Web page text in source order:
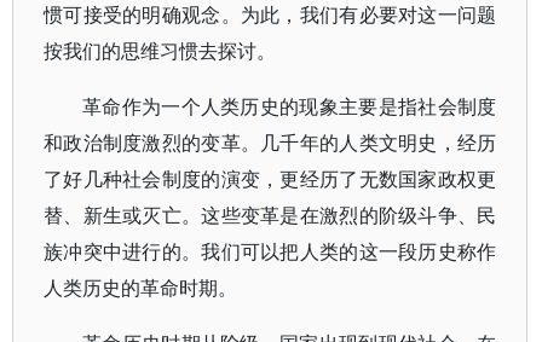
惯可接受的明确观念。为此，我们有必要对这一问题
按我们的思维习惯去探讨。
革命作为一个人类历史的现象主要是指社会制度
和政治制度激烈的变革。几千年的人类文明史，经历
了好几种社会制度的演变，更经历了无数国家政权更
替、新生或灭亡。这些变革是在激烈的阶级斗争、民
族冲突中进行的。我们可以把人类的这一段历史称作
人类历史的革命时期。